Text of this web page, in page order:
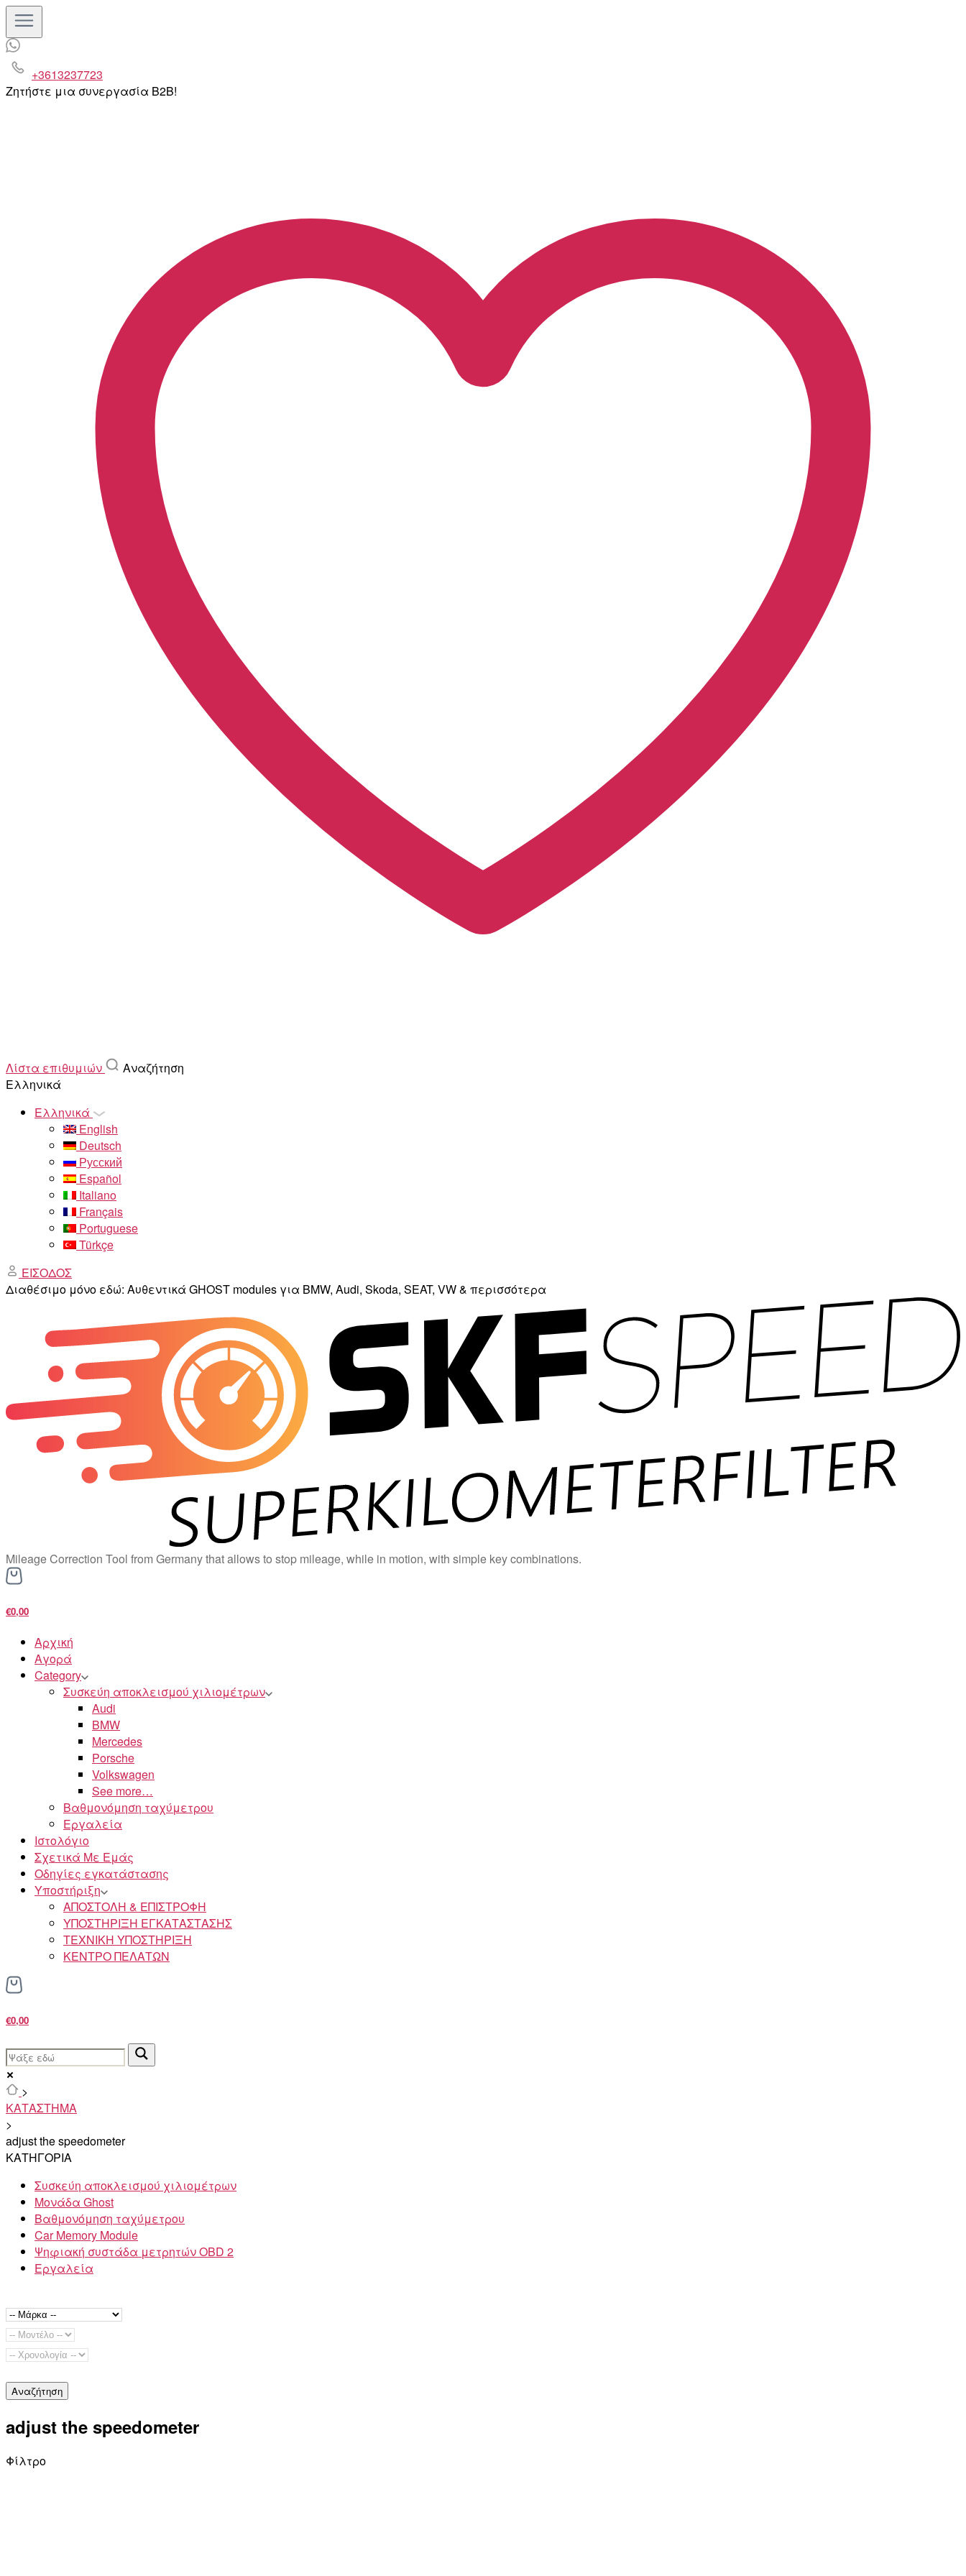
+3613237723
Ζητήστε μια συνεργασία B2B!
Λίστα επιθυμιών
Αναζήτηση
Ελληνικά
Ελληνικά
English
Deutsch
Русский
Español
Italiano
Français
Portuguese
Türkçe
ΕΙΣΟΔΟΣ
Διαθέσιμο μόνο εδώ: Αυθεντικά GHOST modules για BMW, Audi, Skoda, SEAT, VW & περισσότερα
Mileage Correction Tool from Germany that allows to stop mileage, while in motion, with simple key combinations.
€0,00
Αρχική
Αγορά
Category
Συσκεύη αποκλεισμού χιλιομέτρων
Audi
BMW
Mercedes
Porsche
Volkswagen
See more…
Βαθμονόμηση ταχύμετρου
Εργαλεία
Ιστολόγιο
Σχετικά Με Εμάς
Οδηγίες εγκατάστασης
Υποστήριξη
ΑΠΟΣΤΟΛΗ & ΕΠΙΣΤΡΟΦΗ
ΥΠΟΣΤΗΡΙΞΗ ΕΓΚΑΤΑΣΤΑΣΗΣ
ΤΕΧΝΙΚΗ ΥΠΟΣΤΗΡΙΞΗ
ΚΕΝΤΡΟ ΠΕΛΑΤΩΝ
€0,00
>
ΚΑΤΑΣΤΗΜΑ
>
adjust the speedometer
ΚΑΤΗΓΟΡΙΑ
Συσκεύη αποκλεισμού χιλιομέτρων
Μονάδα Ghost
Βαθμονόμηση ταχύμετρου
Car Memory Module
Ψηφιακή συστάδα μετρητών OBD 2
Εργαλεία
Αναζήτηση
adjust the speedometer
Φίλτρο